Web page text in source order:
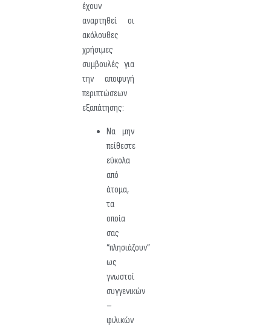
έχουν
αναρτηθεί οι
ακόλουθες
χρήσιμες
συμβουλές για
την αποφυγή
περιπτώσεων
εξαπάτησης:
Να μην
πείθεστε
εύκολα
από
άτομα,
τα
οποία
σας
“πλησιάζουν”
ως
γνωστοί
συγγενικών
–
φιλικών